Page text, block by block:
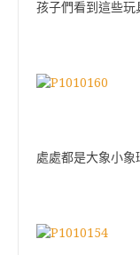
孩子們看到這些玩
處處都是大象小象